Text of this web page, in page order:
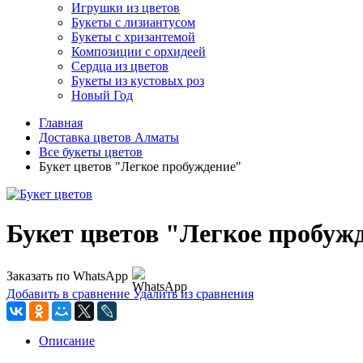
Игрушки из цветов
Букеты с лизиантусом
Букеты с хризантемой
Композиции с орхидеей
Сердца из цветов
Букеты из кустовых роз
Новый Год
Главная
Доставка цветов Алматы
Все букеты цветов
Букет цветов "Легкое пробуждение"
Букет цветов "Легкое
Заказать по WhatsApp
Добавить в сравнение Удалить из сравнения
Описание